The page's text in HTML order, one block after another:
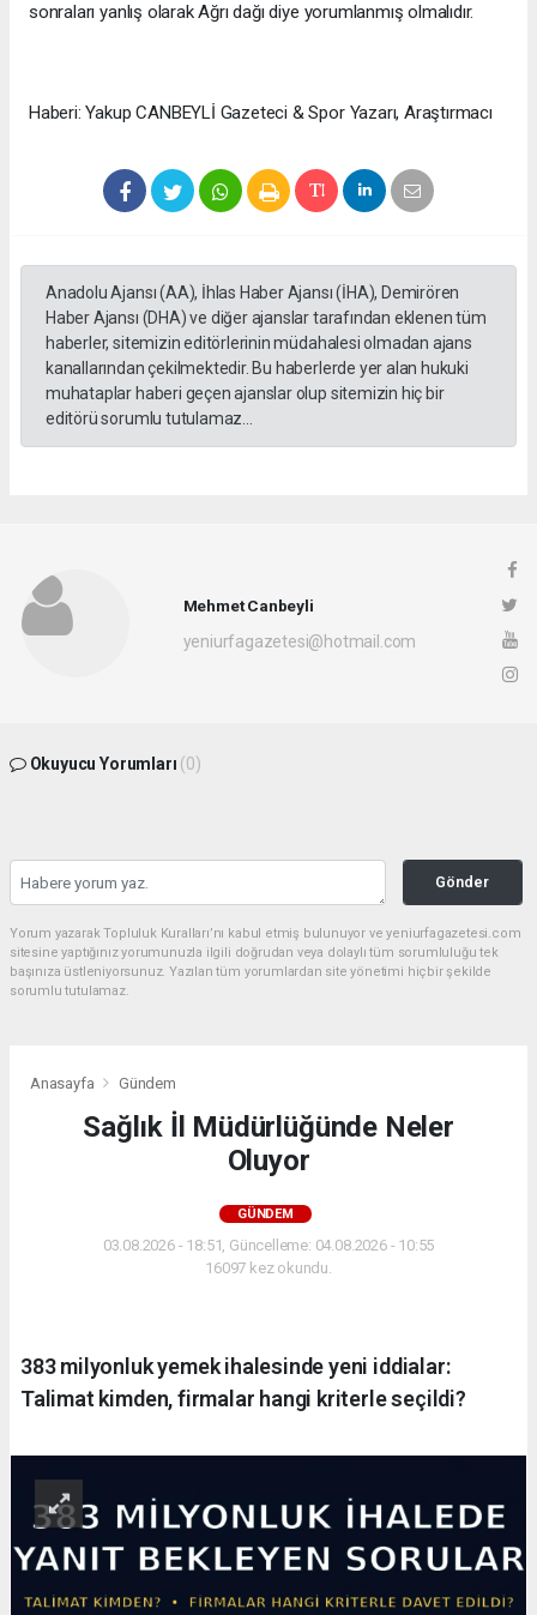
sonraları yanlış olarak Ağrı dağı diye yorumlanmış olmalıdır.
Haberi: Yakup CANBEYLİ Gazeteci & Spor Yazarı, Araştırmacı
Anadolu Ajansı (AA), İhlas Haber Ajansı (İHA), Demirören
Haber Ajansı (DHA) ve diğer ajanslar tarafından eklenen tüm
haberler, sitemizin editörlerinin müdahalesi olmadan ajans
kanallarından çekilmektedir. Bu haberlerde yer alan hukuki
muhataplar haberi geçen ajanslar olup sitemizin hiç bir
editörü sorumlu tutulamaz...
Mehmet Canbeyli
yeniurfagazetesi@hotmail.com
Okuyucu Yorumları (0)
Gönder
Yorum yazarak Topluluk Kuralları’nı kabul etmiş bulunuyor ve yeniurfagazetesi.com
sitesine yaptığınız yorumunuzla ilgili doğrudan veya dolaylı tüm sorumluluğu tek
başınıza üstleniyorsunuz. Yazılan tüm yorumlardan site yönetimi hiçbir şekilde
sorumlu tutulamaz.
Anasayfa Gündem
Sağlık İl Müdürlüğünde Neler
Oluyor
GÜNDEM
03.08.2026 - 18:51, Güncelleme: 04.08.2026 - 10:55
16097 kez okundu.
383 milyonluk yemek ihalesinde yeni iddialar:
Talimat kimden, firmalar hangi kriterle seçildi?